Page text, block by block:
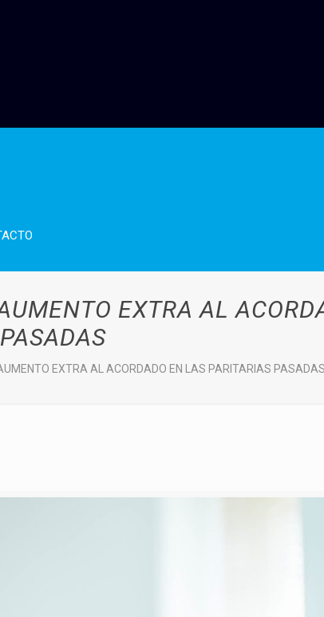
EXTRA AL
EXTRA AL ACORDADO EN LAS PARITARIAS PASADAS